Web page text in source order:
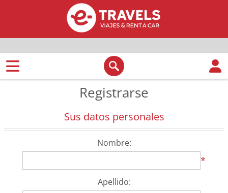
Registrarse
Sus datos personales
Nombre:
*
Apellido: